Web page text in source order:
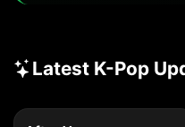
Latest K-Pop